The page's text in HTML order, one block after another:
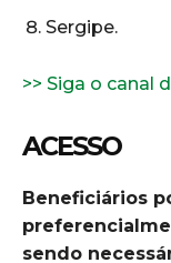
Sergipe.
>> Siga o canal
ACESSO
Beneficiários
sendo